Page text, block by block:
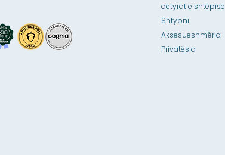
detyrat e shtëpisë
Shtypni
Aksesueshmëria
Privatësia